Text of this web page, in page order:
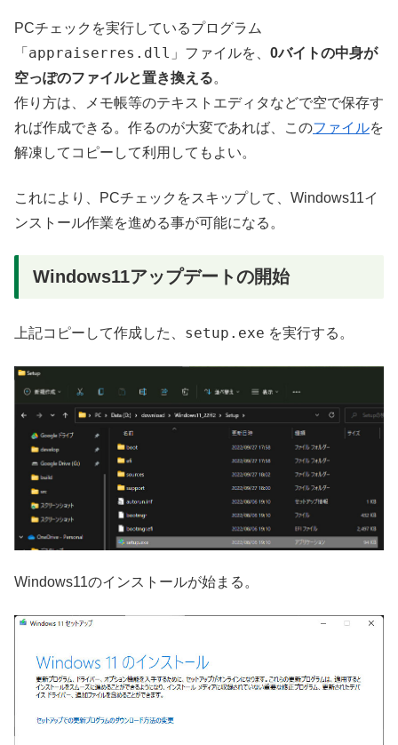
PCチェックを実行しているプログラム
「 appraiserres.dll 」ファイルを、 0バイトの中身が
空っぽのファイルと置き換える。
作り方は、メモ帳等のテキストエディタなどで空で保存す
れば作成できる。作るのが大変であれば、このファイルを
解凍してコピーして利用してもよい。
これにより、PCチェックをスキップして、Windows11イ
ンストール作業を進める事が可能になる。
Windows11アップデートの開始
上記コピーして作成した、 setup.exe を実行する。
Windows11のインストールが始まる。